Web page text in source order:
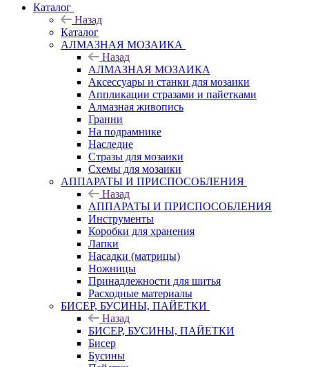
Каталог
Назад
Каталог
АЛМАЗНАЯ МОЗАИКА
Назад
АЛМАЗНАЯ МОЗАИКА
Аксессуары и станки для мозаики
Аппликации стразами и пайетками
Алмазная живопись
Гранни
На подрамнике
Наследие
Стразы для мозаики
Схемы для мозаики
АППАРАТЫ И ПРИСПОСОБЛЕНИЯ
Назад
АППАРАТЫ И ПРИСПОСОБЛЕНИЯ
Инструменты
Коробки для хранения
Лапки
Насадки (матрицы)
Ножницы
Принадлежности для шитья
Расходные материалы
БИСЕР, БУСИНЫ, ПАЙЕТКИ
Назад
БИСЕР, БУСИНЫ, ПАЙЕТКИ
Бисер
Бусины